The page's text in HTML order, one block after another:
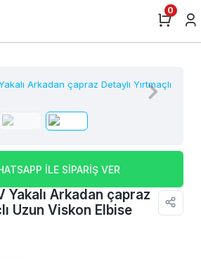
0
İLE SİPARİŞ VER
Yakalı Arkadan çapraz
Uzun Viskon Elbise